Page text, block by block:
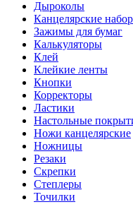
Дыроколы
Канцелярские
Зажимы для бумаг
Калькуляторы
Клей
Клейкие ленты
Кнопки
Корректоры
Ластики
Настольные
Ножи канцелярские
Ножницы
Резаки
Скрепки
Степлеры
Точилки